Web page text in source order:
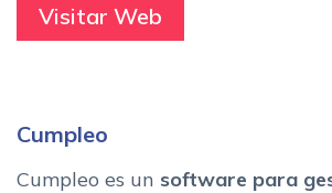
Visitar Web
Cumpleo
Cumpleo es un software para